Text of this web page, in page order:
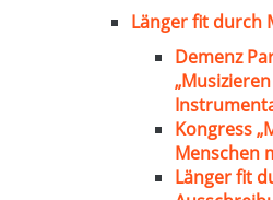
Länger fit durch
Demenz
Kongress
Menschen
Länger fit